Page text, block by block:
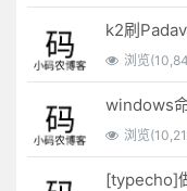
浏览
windows
浏览
[typecho]